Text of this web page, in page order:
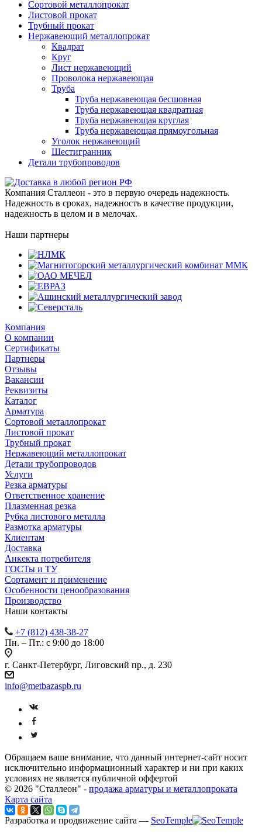
Сортовой металлопрокат
Листовой прокат
Трубный прокат
Нержавеющий металлопрокат
Квадрат
Круг
Лист нержавеющий
Проволока нержавеющая
Труба
Труба нержавеющая бесшовная
Труба нержавеющая квадратная
Труба нержавеющая круглая
Труба нержавеющая прямоугольная
Уголок нержавеющий
Шестигранник
Детали трубопроводов
Компания Сталлеон - это в первую очередь надежность.
Надежность в сроках, надежность в качестве продукции,
надежность в целом и в мелочах.
Наши партнеры
Компания
О компании
Сертификаты
Партнеры
Отзывы
Вакансии
Реквизиты
Каталог
Арматура
Сортовой металлопрокат
Листовой прокат
Трубный прокат
Нержавеющий металлопрокат
Детали трубопроводов
Услуги
Резка арматуры
Ответственное хранение
Плазменная резка
Рубка листового металла
Размотка арматуры
Клиентам
Доставка
Анкекта потребителя
ГОСТы и ТУ
Сортамент и применение
Особенности ценообразования
Производство
Наши контакты
+7 (812) 438-38-27
Пн. – Пт.: с 9:00 до 18:00
г. Санкт-Петербург, Лиговский пр., д. 230
info@metbazaspb.ru
Обращаем ваше внимание, что данный интернет-сайт носит
исключительно информационный характер и ни при каких
условиях не является публичной оффертой
© 2026 "Сталлеон" - продажа арматуры и металлопроката
Карта сайта
Разработка и продвижение сайта — SeoTemple